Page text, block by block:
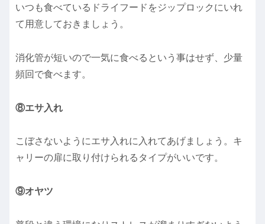
いつも食べているドライフードをジップロックにいれ
て用意しておきましょう。
消化管が短いので一気に食べるという事はせず、少量
頻回で食べます。
⑧エサ入れ
こぼさないようにエサ入れに入れてあげましょう。キ
ャリーの扉に取り付けられるタイプがいいです。
⑨オヤツ